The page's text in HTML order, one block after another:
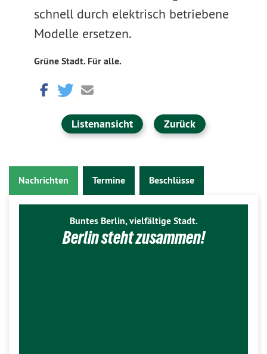
schnell durch elektrisch betriebene
Modelle ersetzen.
Grüne Stadt. Für alle.
Listenansicht Zurück
Nachrichten Termine Beschlüsse
Buntes Berlin, vielfältige Stadt.
Berlin steht zusammen!